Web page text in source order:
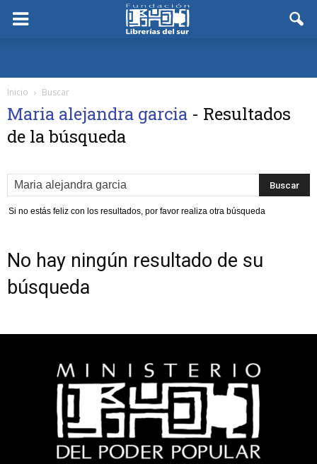
Inicio Buscar
Maria alejandra garcia - Resultados
de la búsqueda
Si no estás feliz con los resultados, por favor realiza otra búsqueda
No hay ningún resultado de su
búsqueda